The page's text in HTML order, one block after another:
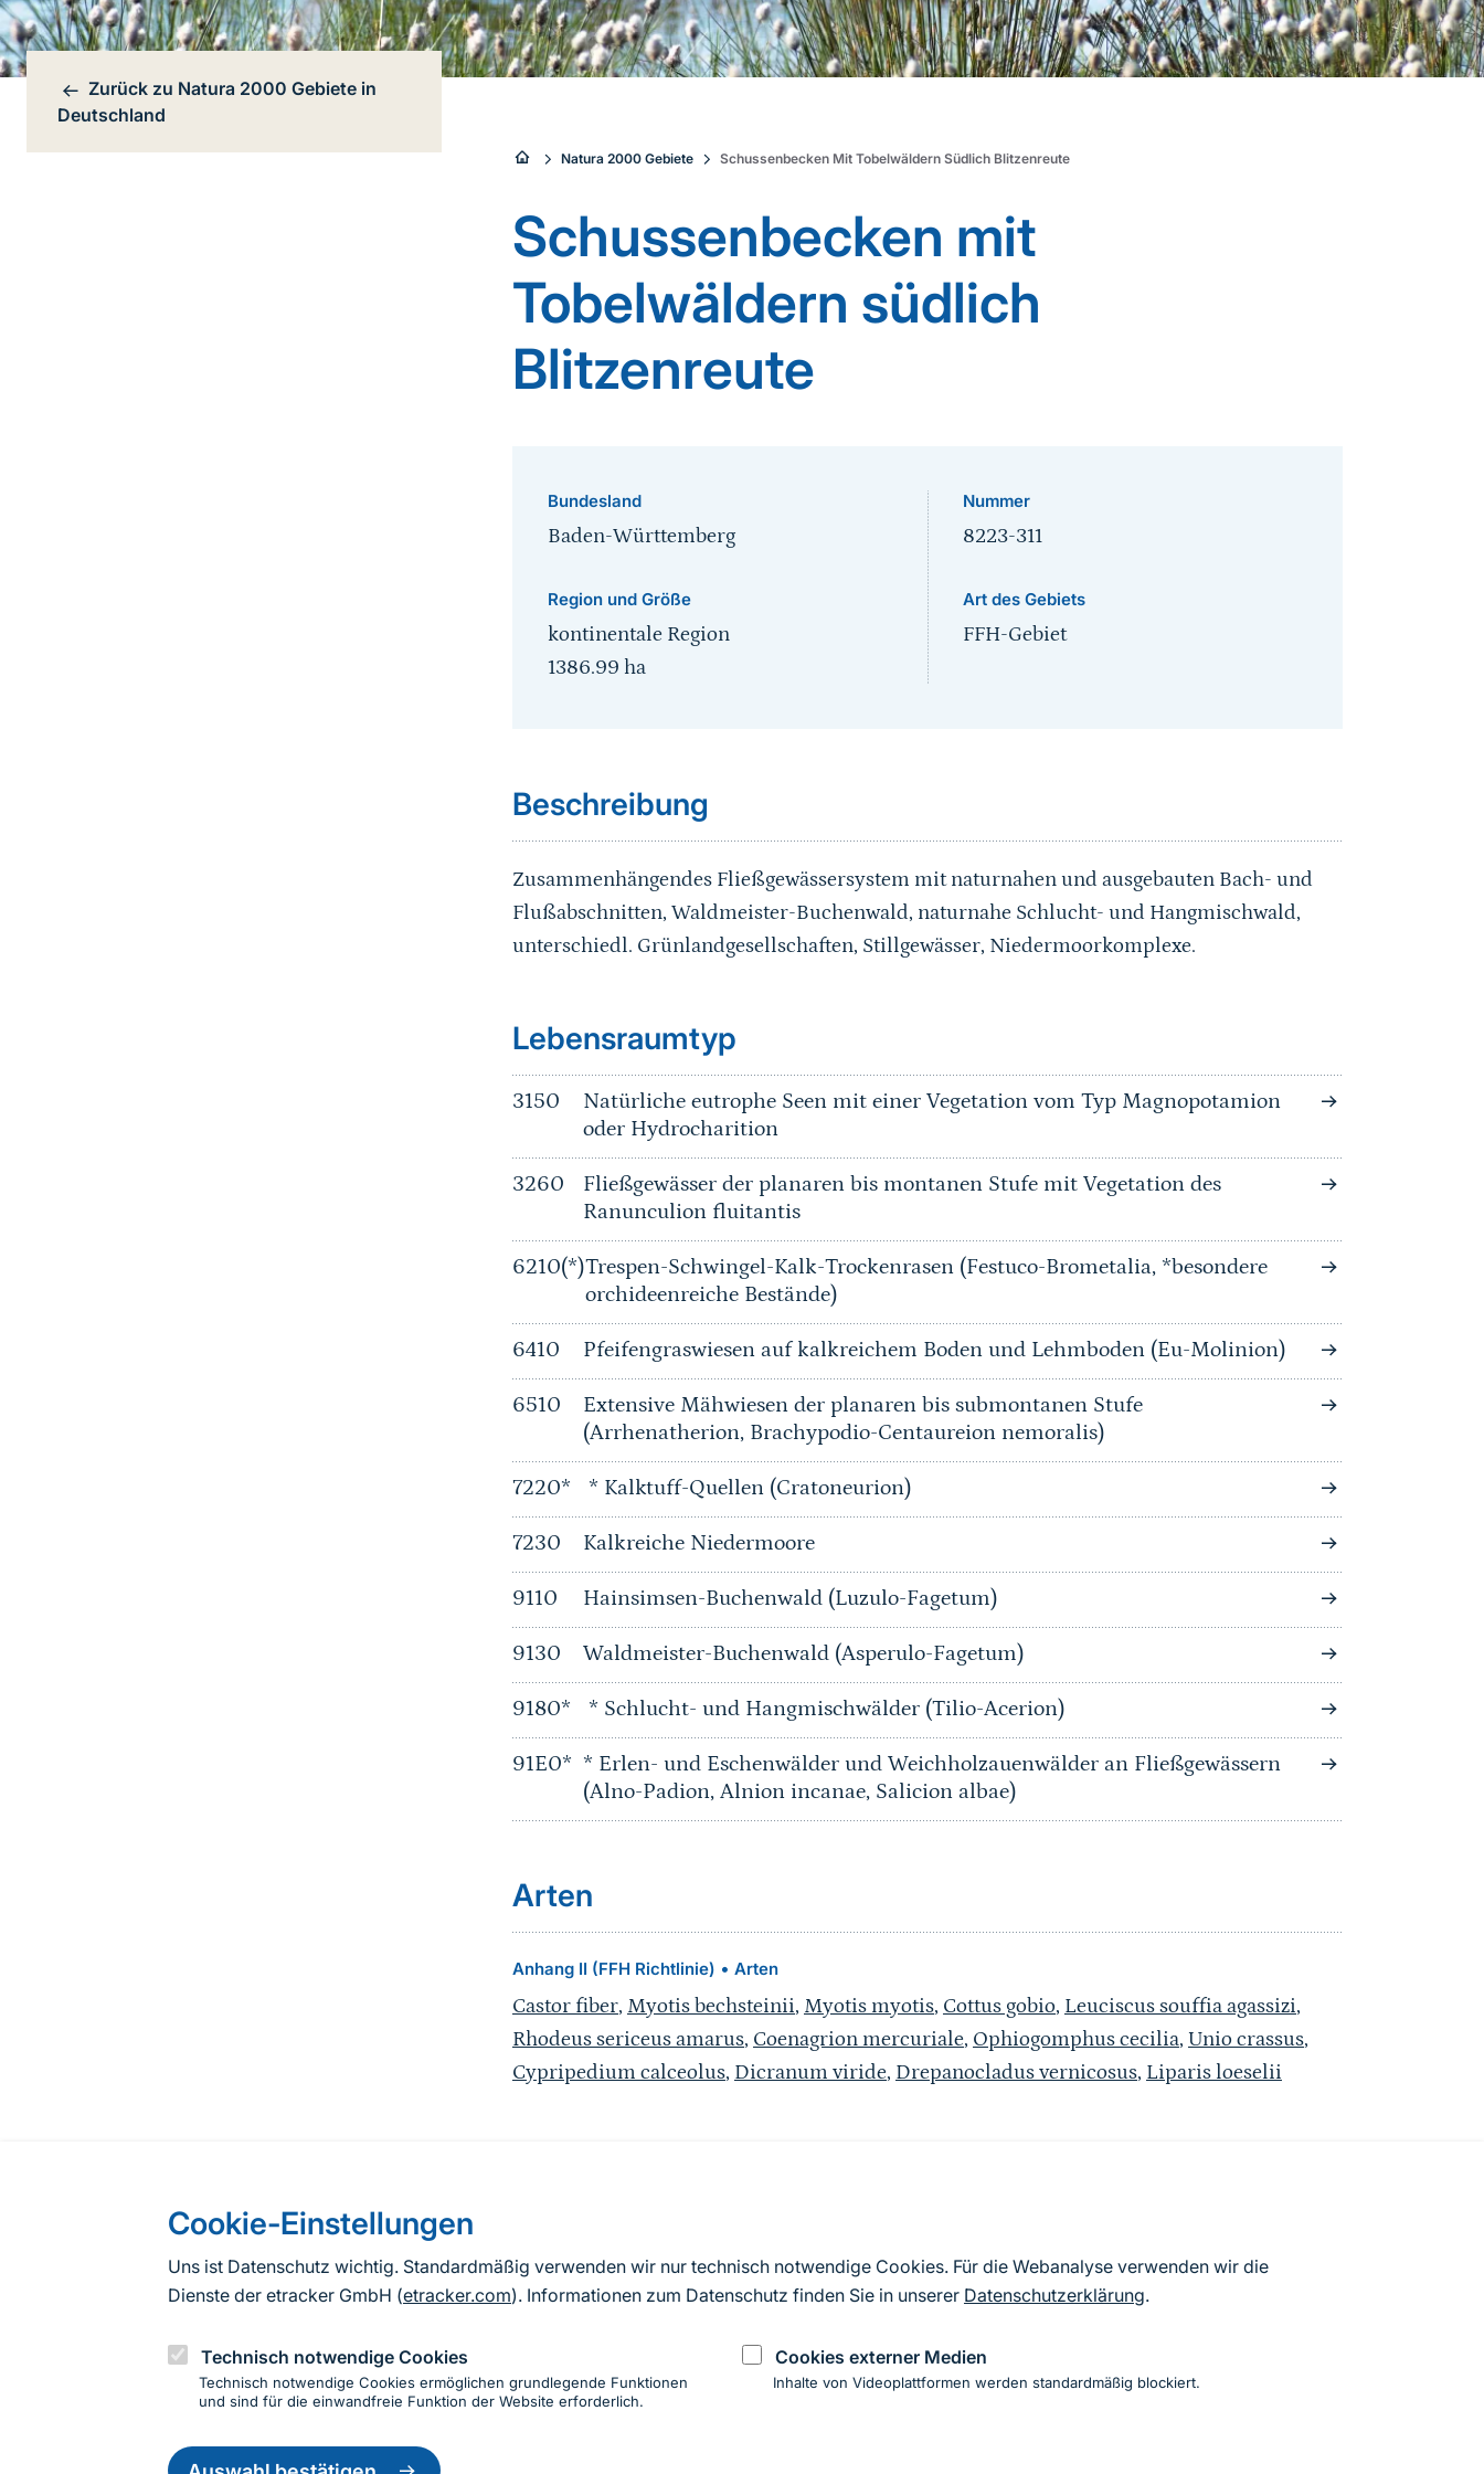
Cookie-Einstellungen
Uns ist Datenschutz wichtig. Standardmäßig verwenden wir nur technisch notwendige Cookies. Für die Webanalyse verwenden wir die
Dienste der etracker GmbH (etracker.com). Informationen zum Datenschutz finden Sie in unserer Datenschutzerklärung.
Technisch notwendige Cookies
Technisch notwendige Cookies ermöglichen grundlegende Funktionen
und sind für die einwandfreie Funktion der Website erforderlich.
Cookies externer Medien
Inhalte von Videoplattformen werden standardmäßig blockiert.
Einwilligung
zurückziehen
Bereichsnavigation
Zurück zu Natura 2000 Gebiete in
Deutschland
Sie
sind
hier:
Natura 2000 Gebiete Schussenbecken Mit Tobelwäldern Südlich Blitzenreute
Schussenbecken mit
Tobelwäldern südlich
Blitzenreute
Bundesland
Baden-Württemberg
Region und Größe
kontinentale Region
1386.99 ha
Nummer
8223-311
Art des Gebiets
FFH-Gebiet
Beschreibung
Zusammenhängendes Fließgewässersystem mit naturnahen und ausgebauten Bach- und
Flußabschnitten, Waldmeister-Buchenwald, naturnahe Schlucht- und Hangmischwald,
unterschiedl. Grünlandgesellschaften, Stillgewässer, Niedermoorkomplexe.
Sprungmarke
Lebensraumtyp
3150
Natürliche eutrophe Seen mit einer Vegetation vom Typ Magnopotamion
oder Hydrocharition
3260
Fließgewässer der planaren bis montanen Stufe mit Vegetation des
Ranunculion fluitantis
6210(*)Trespen-Schwingel-Kalk-Trockenrasen (Festuco-Brometalia, *besondere
orchideenreiche Bestände)
6410 Pfeifengraswiesen auf kalkreichem Boden und Lehmboden (Eu-Molinion)
6510
Extensive Mähwiesen der planaren bis submontanen Stufe
(Arrhenatherion, Brachypodio-Centaureion nemoralis)
7220* * Kalktuff-Quellen (Cratoneurion)
7230 Kalkreiche Niedermoore
9110 Hainsimsen-Buchenwald (Luzulo-Fagetum)
9130 Waldmeister-Buchenwald (Asperulo-Fagetum)
9180* * Schlucht- und Hangmischwälder (Tilio-Acerion)
91E0* * Erlen- und Eschenwälder und Weichholzauenwälder an Fließgewässern
(Alno-Padion, Alnion incanae, Salicion albae)
Arten
Anhang II (FFH Richtlinie) • Arten
Castor fiber, Myotis bechsteinii, Myotis myotis, Cottus gobio, Leuciscus souffia agassizi,
Rhodeus sericeus amarus, Coenagrion mercuriale, Ophiogomphus cecilia, Unio crassus,
Cypripedium calceolus, Dicranum viride, Drepanocladus vernicosus, Liparis loeselii
Nach Angaben der an die EU übermittelten Standarddatenbögen Deutschlands (Stand:
2019). Aus besonderen Schutzgründen enthalten die zur Veröffentlichung freigegebenen